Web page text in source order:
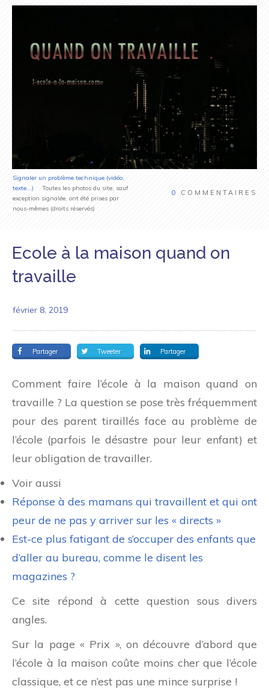
Signaler un problème technique (vidéo,
texte...)
Toutes les photos du site, sauf
exception signalée, ont été prises par
nous-mêmes (droits réservés)
0 COMMENTAIRES
Ecole à la maison quand on
travaille
février 8, 2019
Partager Tweeter Partager
Comment faire l’école à la maison quand on
travaille ? La question se pose très fréquemment
pour des parent tiraillés face au problème de
l’école (parfois le désastre pour leur enfant) et
leur obligation de travailler.
Voir aussi
Réponse à des mamans qui travaillent et qui ont
peur de ne pas y arriver sur les « directs »
Est-ce plus fatigant de s’occuper des enfants que
d’aller au bureau, comme le disent les
magazines ?
Ce site répond à cette question sous divers
angles.
Sur la page « Prix », on découvre d’abord que
l’école à la maison coûte moins cher que l’école
classique, et ce n’est pas une mince surprise !